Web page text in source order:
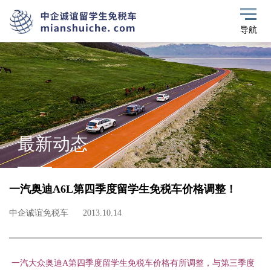
导航
最新动态
一汽奥迪A6L第四季度留学生免税车价格调整！
中企诚谊免税车 2013.10.14
一汽大众奥迪A第四季度留学生免税车价格有所调整，与第三季度